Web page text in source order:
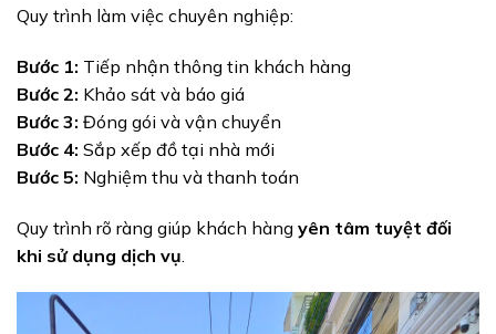
Quy trình làm việc chuyên nghiệp:
Bước 1: Tiếp nhận thông tin khách hàng
Bước 2: Khảo sát và báo giá
Bước 3: Đóng gói và vận chuyển
Bước 4: Sắp xếp đồ tại nhà mới
Bước 5: Nghiệm thu và thanh toán
Quy trình rõ ràng giúp khách hàng yên tâm tuyệt đối
khi sử dụng dịch vụ